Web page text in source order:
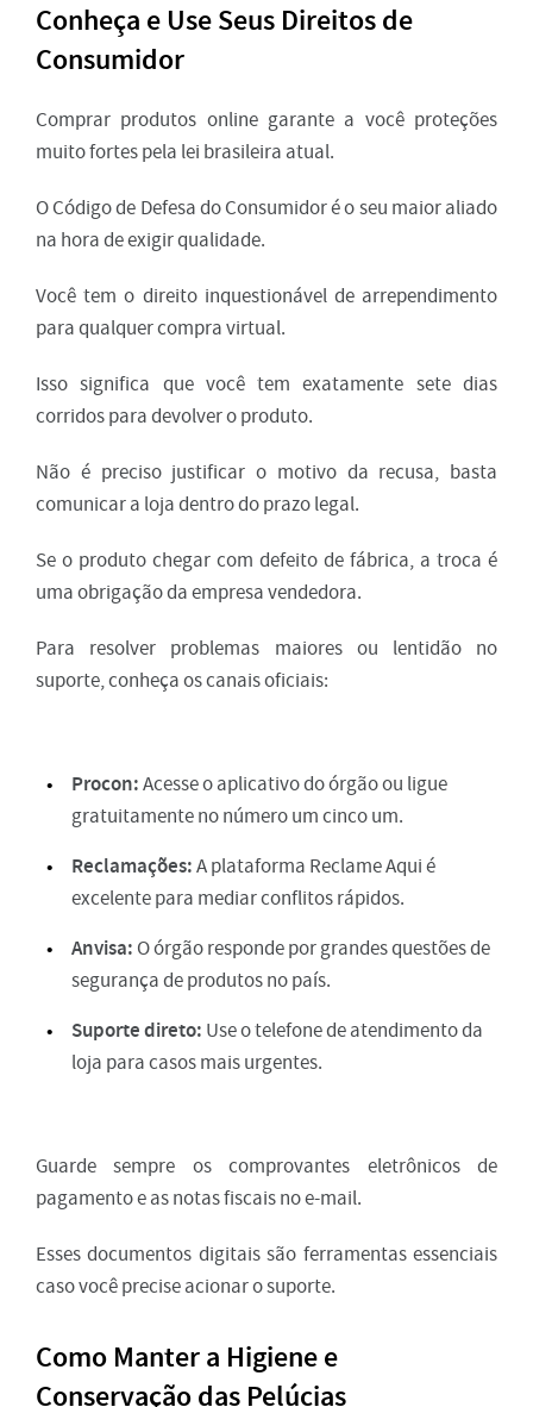
Conheça e Use Seus Direitos de
Consumidor
Comprar produtos online garante a você proteções
muito fortes pela lei brasileira atual.
O Código de Defesa do Consumidor é o seu maior aliado
na hora de exigir qualidade.
Você tem o direito inquestionável de arrependimento
para qualquer compra virtual.
Isso significa que você tem exatamente sete dias
corridos para devolver o produto.
Não é preciso justificar o motivo da recusa, basta
comunicar a loja dentro do prazo legal.
Se o produto chegar com defeito de fábrica, a troca é
uma obrigação da empresa vendedora.
Para resolver problemas maiores ou lentidão no
suporte, conheça os canais oficiais:
Procon:Acesse o aplicativo do órgão ou ligue
gratuitamente no número um cinco um.
Reclamações:A plataforma Reclame Aqui é
excelente para mediar conflitos rápidos.
Anvisa: O órgão responde por grandes questões de
segurança de produtos no país.
Suporte direto: Use o telefone de atendimento da
loja para casos mais urgentes.
Guarde sempre os comprovantes eletrônicos de
pagamento e as notas fiscais no e-mail.
Esses documentos digitais são ferramentas essenciais
caso você precise acionar o suporte.
Como Manter a Higiene e
Conservação das Pelúcias